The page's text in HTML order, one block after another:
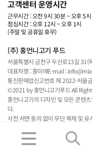
고객센터 운영시간
근무시간 : 오전 9시 30분 ~ 오후 5
점심시간 : 오후 12시 ~ 오후 1시
(주말 및 공휴일 휴무)
(주) 홍언니고기 푸드
서울특별시 금천구 두산로13길 31(
대표자명 : 홍미애E-mail :
통신판매업신고번호 제 2022-서울
©2021 by 홍언니고기푸드 All
홍언니고기의 디자인 및 모든 콘텐
다.
사전 서면 동의 없이 무단 복제 및